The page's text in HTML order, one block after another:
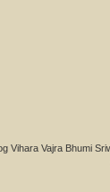
Vihara Vajra Bhumi